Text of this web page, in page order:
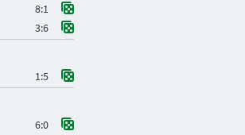
8:1
3:6
1:5
6:0